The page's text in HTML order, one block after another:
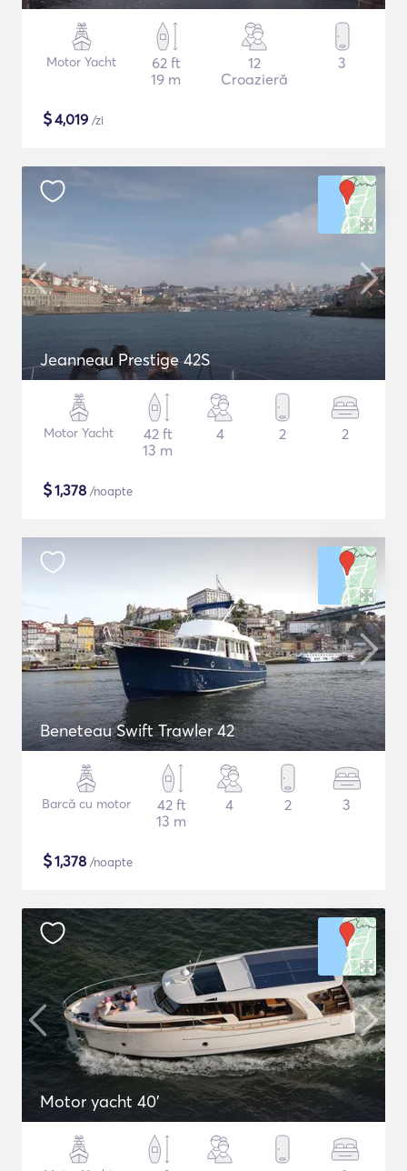
Motor Yacht
62 ft
19 m
12
Croazieră
3
$4,019 /zi
Jeanneau Prestige 42S
Motor Yacht
42 ft
13 m
4 2 2
$1,378 /noapte
Beneteau Swift Trawler 42
Barcă cu motor
42 ft
13 m
4 2 3
$1,378 /noapte
Motor yacht 40'